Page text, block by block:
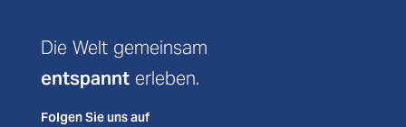
Die Welt gemeinsam
entspannt erleben.
Folgen Sie uns auf